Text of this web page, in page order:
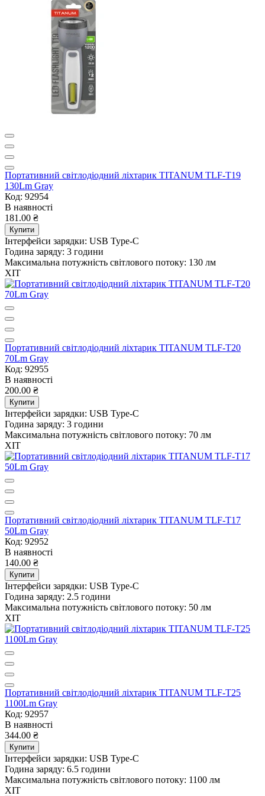
Портативний світлодіодний ліхтарик TITANUM TLF-T19
130Lm Gray
Код: 92954
В наявності
181.00 ₴
Купити
Інтерфейси зарядки: USB Type-C
Година заряду: 3 години
Максимальна потужність світлового потоку: 130 лм
ХІТ
Портативний світлодіодний ліхтарик TITANUM TLF-T20
70Lm Gray
Код: 92955
В наявності
200.00 ₴
Купити
Інтерфейси зарядки: USB Type-C
Година заряду: 3 години
Максимальна потужність світлового потоку: 70 лм
ХІТ
Портативний світлодіодний ліхтарик TITANUM TLF-T17
50Lm Gray
Код: 92952
В наявності
140.00 ₴
Купити
Інтерфейси зарядки: USB Type-C
Година заряду: 2.5 години
Максимальна потужність світлового потоку: 50 лм
ХІТ
Портативний світлодіодний ліхтарик TITANUM TLF-T25
1100Lm Gray
Код: 92957
В наявності
344.00 ₴
Купити
Інтерфейси зарядки: USB Type-C
Година заряду: 6.5 години
Максимальна потужність світлового потоку: 1100 лм
ХІТ